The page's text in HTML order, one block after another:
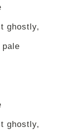
ghostly,
ghostly,